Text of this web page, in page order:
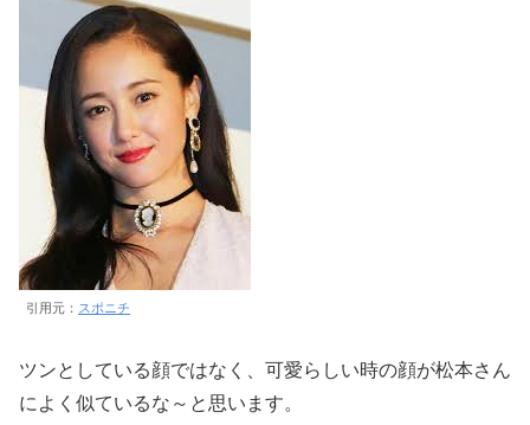
引用元： スポニチ
ツンとしている顔ではなく、可愛らしい時の顔が松本さん
によく似ているな～と思います。